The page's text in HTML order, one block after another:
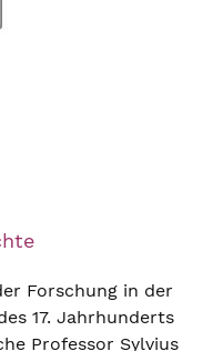
Forschung in der
17. Jahrhunderts
Professor Sylvius